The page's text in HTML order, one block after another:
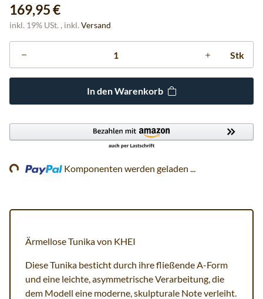
169,95 €
inkl. 19% USt. , inkl. Versand
Stk
In den Warenkorb
Komponenten werden geladen ...
Ärmellose Tunika von KHEI
Diese Tunika besticht durch ihre fließende A-Form
und eine leichte, asymmetrische Verarbeitung, die
dem Modell eine moderne, skulpturale Note verleiht.